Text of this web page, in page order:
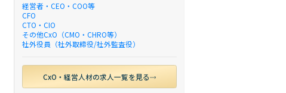
経営者・CEO・COO等
CFO
CTO・CIO
その他CxO（CMO・CHRO等）
社外役員（社外取締役/社外監査役）
CxO・経営人材の求人一覧を見る